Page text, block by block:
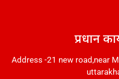
प्रधान
Address -21 new road,near